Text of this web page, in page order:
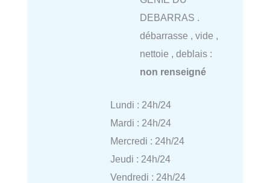
DEBARRAS .
débarrasse , vide ,
nettoie , deblais :
non renseigné
Lundi : 24h/24
Mardi : 24h/24
Mercredi : 24h/24
Jeudi : 24h/24
Vendredi : 24h/24